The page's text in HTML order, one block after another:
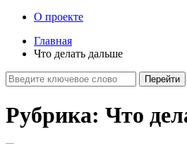
О проекте
Главная
Что делать дальше
Рубрика: Что